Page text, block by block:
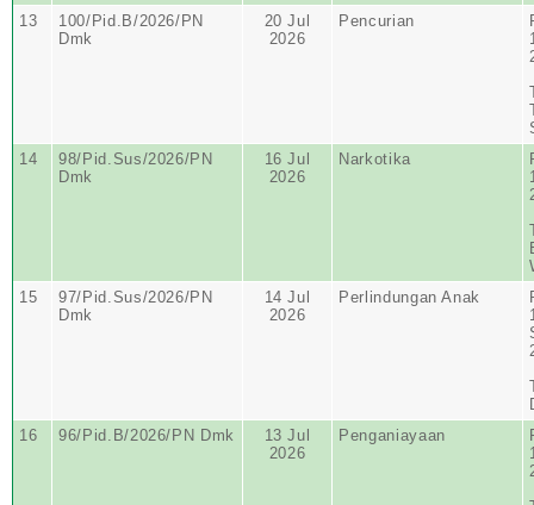
13
100/Pid.B/2026/PN
Dmk
20 Jul
2026
Pencurian
14
98/Pid.Sus/2026/PN
Dmk
16 Jul
2026
Narkotika
15
97/Pid.Sus/2026/PN
Dmk
14 Jul
2026
Perlindungan Anak
16
96/Pid.B/2026/PN Dmk
13 Jul
2026
Penganiayaan